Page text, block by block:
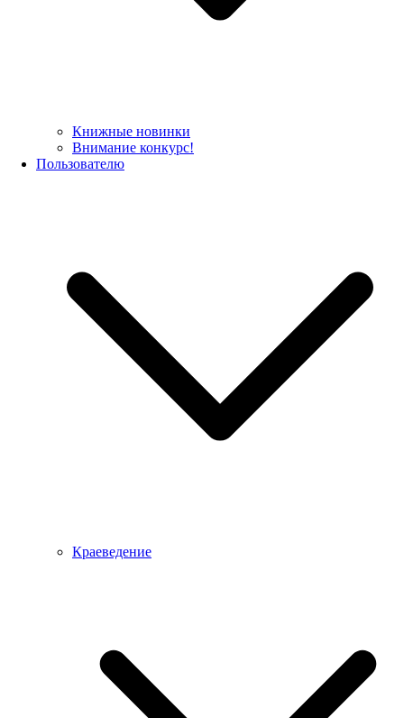
Книжные новинки
Внимание конкурс!
Пользователю
Краеведение